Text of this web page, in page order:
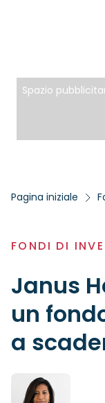
Spazio
Pagina iniziale
FONDI DI
Janus
un
a